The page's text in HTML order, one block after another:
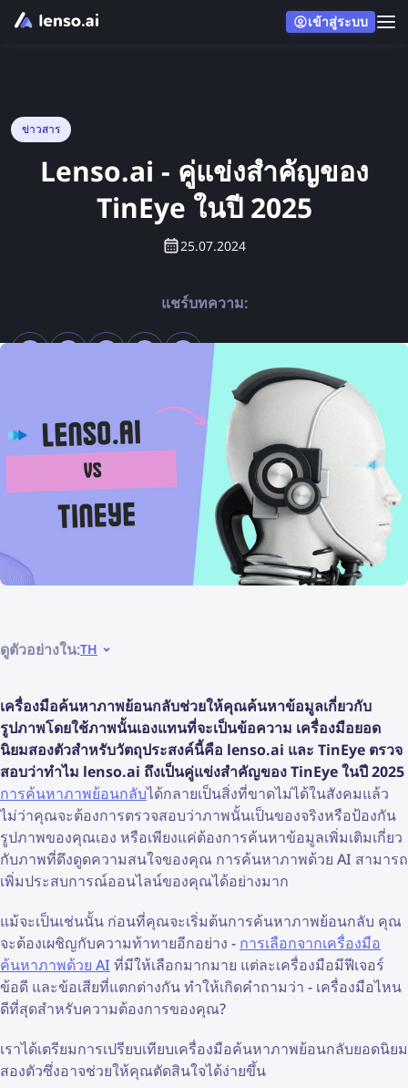
เข้าสู่ระบบ
ข่าวสาร
Lenso.ai - คู่แข่งสำคัญของ
TinEye ในปี 2025
25.07.2024
แชร์บทความ:
ดูตัวอย่างใน:TH
เครื่องมือค้นหาภาพย้อนกลับช่วยให้คุณค้นหาข้อมูลเกี่ยวกับ
รูปภาพโดยใช้ภาพนั้นเองแทนที่จะเป็นข้อความ เครื่องมือยอด
นิยมสองตัวสำหรับวัตถุประสงค์นี้คือ lenso.ai และ TinEye ตรวจ
สอบว่าทำไม lenso.ai ถึงเป็นคู่แข่งสำคัญของ TinEye ในปี 2025
การค้นหาภาพย้อนกลับได้กลายเป็นสิ่งที่ขาดไม่ได้ในสังคมแล้ว
ไม่ว่าคุณจะต้องการตรวจสอบว่าภาพนั้นเป็นของจริงหรือป้องกัน
รูปภาพของคุณเอง หรือเพียงแค่ต้องการค้นหาข้อมูลเพิ่มเติมเกี่ยว
กับภาพที่ดึงดูดความสนใจของคุณ การค้นหาภาพด้วย AI สามารถ
เพิ่มประสบการณ์ออนไลน์ของคุณได้อย่างมาก
แม้จะเป็นเช่นนั้น ก่อนที่คุณจะเริ่มต้นการค้นหาภาพย้อนกลับ คุณ
จะต้องเผชิญกับความท้าทายอีกอย่าง - การเลือกจากเครื่องมือ
ค้นหาภาพด้วย AI ที่มีให้เลือกมากมาย แต่ละเครื่องมือมีฟีเจอร์
ข้อดี และข้อเสียที่แตกต่างกัน ทำให้เกิดคำถามว่า - เครื่องมือไหน
ดีที่สุดสำหรับความต้องการของคุณ?
เราได้เตรียมการเปรียบเทียบเครื่องมือค้นหาภาพย้อนกลับยอดนิยม
สองตัวซึ่งอาจช่วยให้คุณตัดสินใจได้ง่ายขึ้น